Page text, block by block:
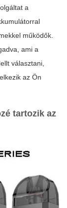
a
működők.
ami a
választani,
az Ön
tartozik az